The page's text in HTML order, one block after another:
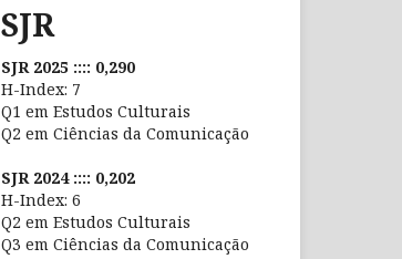
SJR
SJR 2025 :::: 0,290
H-Index: 7
Q1 em Estudos Culturais
Q2 em Ciências da Comunicação
SJR 2024 :::: 0,202
H-Index: 6
Q2 em Estudos Culturais
Q3 em Ciências da Comunicação